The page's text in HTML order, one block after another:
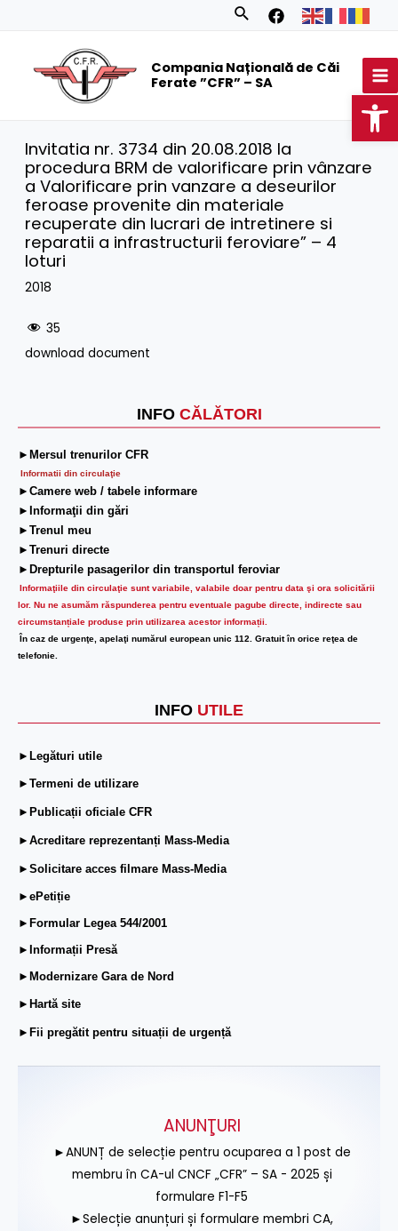
Search
Compania Națională de Căi
Ferate ”CFR” – SA
INFO CĂLĂTORI
►Mersul trenurilor CFR
Informatii din circulaţie
►Camere web / tabele informare
►Informaţii din gări
►Trenul meu
►Trenuri directe
►Drepturile pasagerilor din transportul feroviar
Informaţiile din circulaţie sunt variabile, valabile doar pentru data şi ora solicitării
lor. Nu ne asumăm răspunderea pentru eventuale pagube directe, indirecte sau
circumstanțiale produse prin utilizarea acestor informații.
În caz de urgenţe, apelaţi numărul european unic 112. Gratuit în orice reţea de
telefonie.
INFO UTILE
►Legături utile
►Termeni de utilizare
►Publicații oficiale CFR
►Acreditare reprezentanți Mass-Media
►Solicitare acces filmare Mass-Media
►ePetiție
►Formular Legea 544/2001
►Informații Presă
►Modernizare Gara de Nord
►Hartă site
►Fii pregătit pentru situații de urgență
Invitatia nr. 3734 din 20.08.2018 la
procedura BRM de valorificare prin vânzare
a Valorificare prin vanzare a deseurilor
feroase provenite din materiale
recuperate din lucrari de intretinere si
reparatii a infrastructurii feroviare” – 4
loturi
2018
35
download document
ANUNŢURI
►ANUNȚ de selecție pentru ocuparea a 1 post de
membru în CA-ul CNCF „CFR” – SA - 2025 și
formulare F1-F5
►Selecție anunțuri și formulare membri CA,